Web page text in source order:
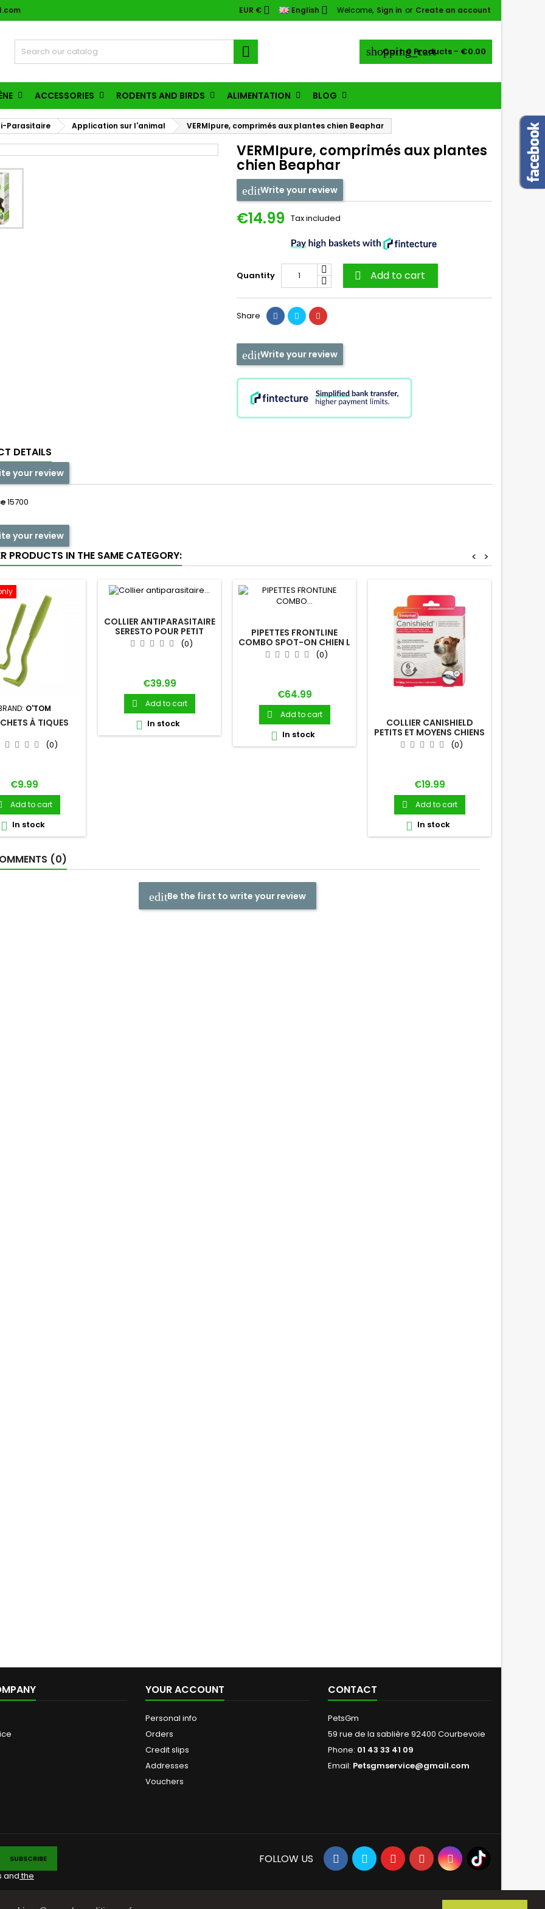
Welcome, Sign in or Create an account
English 
EUR € 
shopping_cart
Cart:0 Products - €0.00

ACCESSORIES RODENTS AND BIRDS ALIMENTATION BLOG
Parasitaire Application sur l'animal VERMIpure, comprimés aux plantes chien Beaphar
VERMIpure, comprimés aux plantes
chien Beaphar
Write your review
€14.99 Tax included
Quantity  Add to cart
Share
Write your review
DETAILS
your review
15700
your review
PRODUCTS IN THE SAME CATEGORY: >
<
O'TOM
À TIQUES
(0)
Price
€9.99
Add to cart
 In stock
COLLIER ANTIPARASITAIRE
SERESTO POUR PETIT
CHIEN
(0)
Price
€39.99
 Add to cart
 In stock
PIPETTES FRONTLINE
COMBO SPOT-ON CHIEN L
(0)
Price
€64.99
 Add to cart
 In stock
COLLIER CANISHIELD
PETITS ET MOYENS CHIENS
(0)
Price
€19.99
 Add to cart
 In stock
(0)
Be the first to write your review
YOUR ACCOUNT
Personal info
Orders
Credit slips
Addresses
Vouchers
CONTACT
PetsGm
59 rue de la sablière 92400 Courbevoie
Phone: 01 43 33 41 09
Email: Petsgmservice@gmail.com
andthe
FOLLOW US